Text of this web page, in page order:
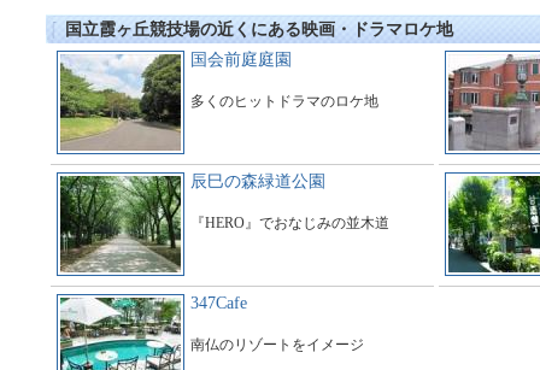
国立霞ヶ丘競技場の近くにある映画・ドラマロケ地
国会前庭庭園
多くのヒットドラマのロケ地
辰巳の森緑道公園
『HERO』でおなじみの並木道
347Cafe
南仏のリゾートをイメージ